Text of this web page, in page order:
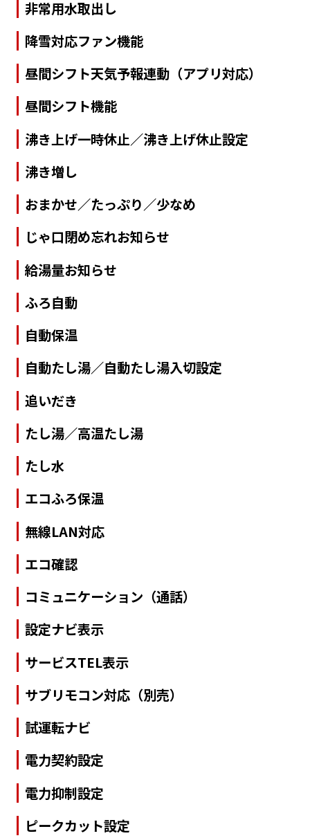
非常用水取出し
降雪対応ファン機能
昼間シフト天気予報連動（アプリ対応）
昼間シフト機能
沸き上げ一時休止／沸き上げ休止設定
沸き増し
おまかせ／たっぷり／少なめ
じゃ口閉め忘れお知らせ
給湯量お知らせ
ふろ自動
自動保温
自動たし湯／自動たし湯入切設定
追いだき
たし湯／高温たし湯
たし水
エコふろ保温
無線LAN対応
エコ確認
コミュニケーション（通話）
設定ナビ表示
サービスTEL表示
サブリモコン対応（別売）
試運転ナビ
電力契約設定
電力抑制設定
ピークカット設定